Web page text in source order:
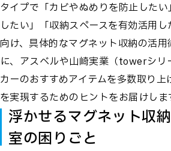
タイプで「カビやぬめりを防止した
したい」「収納スペースを有効活用
向け、具体的なマグネット収納の活
に、アスベルや山崎実業（towerシリ
カーのおすすめアイテムを多数取り上
を実現するためのヒントをお届けしま
浮かせるマグネット収
室の困りごと